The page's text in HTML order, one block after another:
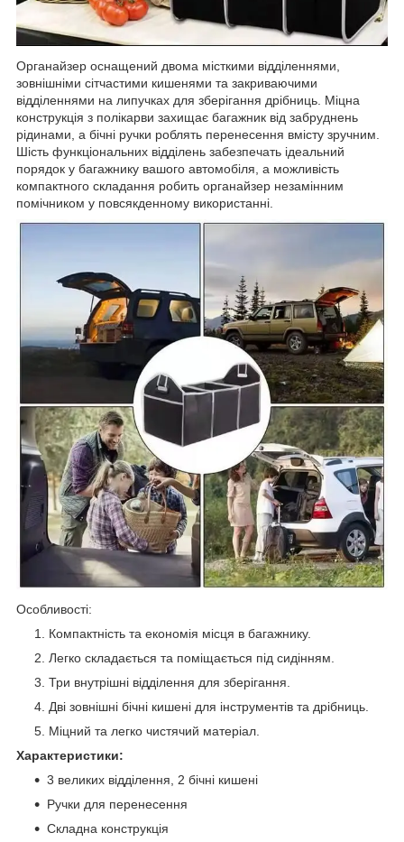
Органайзер оснащений двома місткими відділеннями,
зовнішніми сітчастими кишенями та закриваючими
відділеннями на липучках для зберігання дрібниць. Міцна
конструкція з полікарви захищає багажник від забруднень
рідинами, а бічні ручки роблять перенесення вмісту зручним.
Шість функціональних відділень забезпечать ідеальний
порядок у багажнику вашого автомобіля, а можливість
компактного складання робить органайзер незамінним
помічником у повсякденному використанні.
Особливості:
Компактність та економія місця в багажнику.
Легко складається та поміщається під сидінням.
Три внутрішні відділення для зберігання.
Дві зовнішні бічні кишені для інструментів та дрібниць.
Міцний та легко чистячий матеріал.
Характеристики:
3 великих відділення, 2 бічні кишені
Ручки для перенесення
Складна конструкція